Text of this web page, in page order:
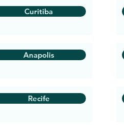
Curitiba
Anapolis
Recife